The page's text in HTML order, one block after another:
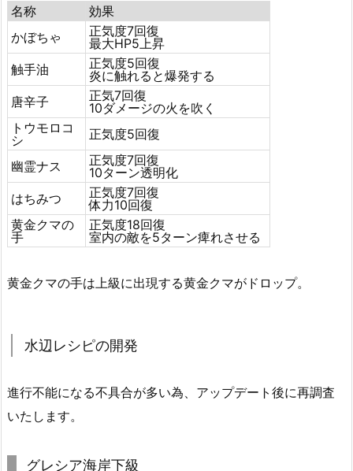
名称
効果
かぼちゃ
正気度7回復
最大HP5上昇
触手油
正気度5回復
炎に触れると爆発する
唐辛子
正気7回復
10ダメージの火を吹く
トウモロコ
シ
正気度5回復
幽霊ナス
正気度7回復
10ターン透明化
はちみつ
正気度7回復
体力10回復
黄金クマの
手
正気度18回復
室内の敵を5ターン痺れさせる
黄金クマの手は上級に出現する黄金クマがドロップ。
水辺レシピの開発
進行不能になる不具合が多い為、アップデート後に再調査
いたします。
グレシア海岸下級